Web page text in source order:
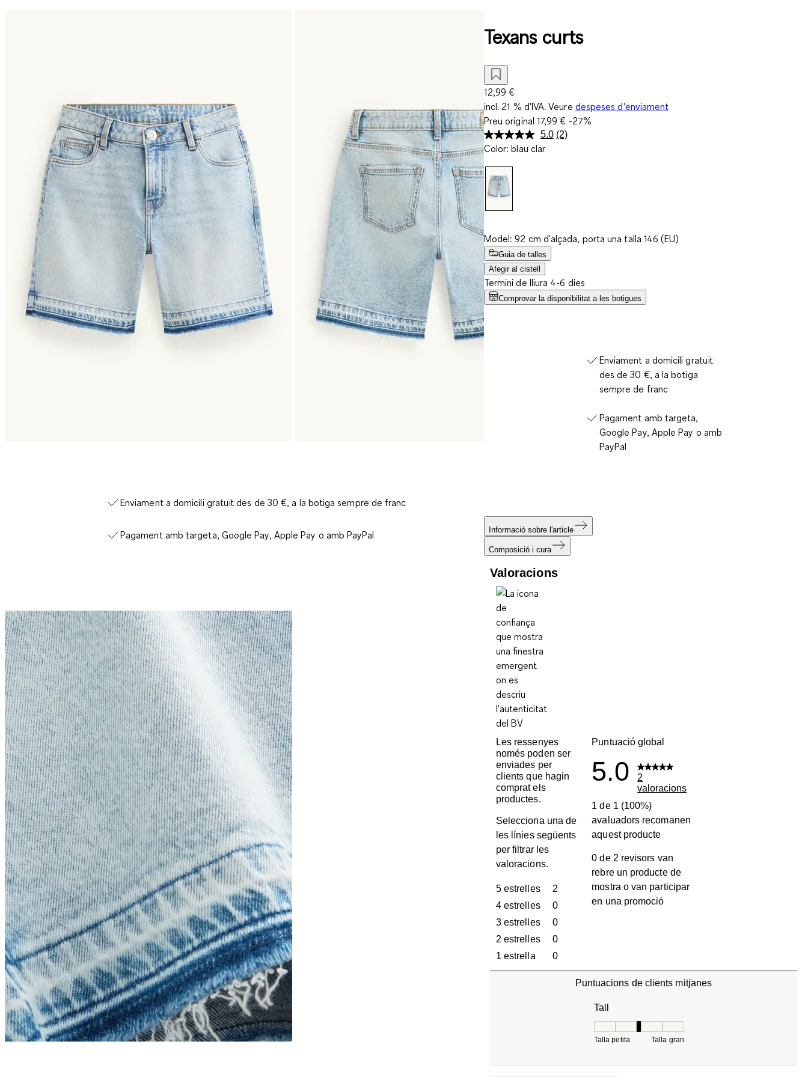
Enviament a domicili gratuït des de 30 €, a la botiga sempre de franc
Pagament amb targeta, Google Pay, Apple Pay o amb PayPal
Texans curts
12,99 €
incl. 21 % d'IVA. Veure despeses d'enviament
Preu original 17,99 € -27%
5.0 Llegeix
(2)
Color: blau clar
Model: 92 cm d'alçada, porta una talla 146 (EU)
Guia de talles
Afegir al cistell
Termini de lliura 4-6 dies
Comprovar la disponibilitat a les botigues
Enviament a domicili gratuït
des de 30 €, a la botiga
sempre de franc
Pagament amb targeta,
Google Pay, Apple Pay o amb
PayPal
Informació sobre l'article
Composició i cura
Valoracions
Les ressenyes
només poden ser
enviades per
clients que hagin
comprat els
productes.
Selecciona una de
les línies següents
per filtrar les
valoracions.
5 estrellesestrelles
2
2 valoracions amb 5 estrelles.
4 estrellesestrelles
0
0 valoracions amb 4 estrelles.
3 estrellesestrelles
0
0 valoracions amb 3 estrelles.
2 estrellesestrelles
0
0 valoracions amb 2 estrelles.
1 estrellaestrelles
0
0 valoracions amb 1 estrella.
Puntuació global
5.0
2
valoracions
1 de 1 (100%)
avaluadors recomanen
aquest producte
0 de 2 revisors van
rebre un producte de
mostra o van participar
en una promoció
Puntuacions de clients mitjanes
Tall
Talla petita Talla gran